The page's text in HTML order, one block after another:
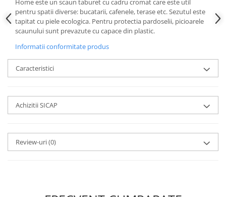
Home este un scaun taburet cu cadru cromat care este util
pentru spatii diverse: bucatarii, cafenele, terase etc. Sezutul este
tapitat cu piele ecologica. Pentru protectia pardoselii, picioarele
scaunului sunt prevazute cu capace din plastic.
Informatii conformitate produs
Caracteristici
Achizitii SICAP
Review-uri(0)